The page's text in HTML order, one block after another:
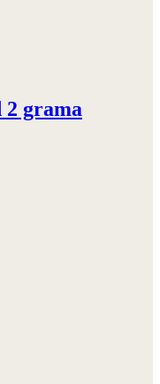
2 grama